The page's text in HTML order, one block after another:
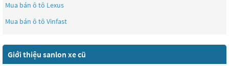
Mua bán ô tô Lexus
Mua bán ô tô Vinfast
Giới thiệu sanlon xe cũ